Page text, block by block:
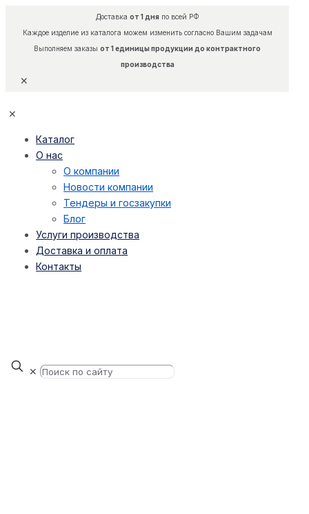
Доставка от 1 дняпо всей РФ
Каждое изделие из каталога можем изменить согласно Вашим задачам
Выполняем заказы от 1 единицы продукции до контрактного
производства
✕
✕
Каталог
О нас
О компании
Новости компании
Тендеры и госзакупки
Блог
Услуги производства
Доставка и оплата
Контакты
✕